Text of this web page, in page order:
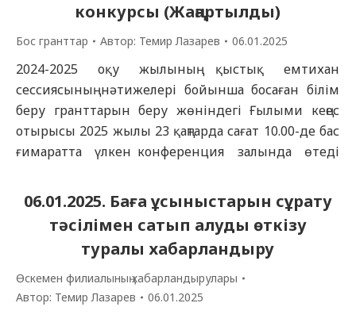
конкурсы (Жаңартылды)
Бос гранттар Автор: Темир Лазарев 06.01.2025
2024-2025 оқу жылының қыстық емтихан
сессиясының нәтижелері бойынша босаған білім
беру гранттарын беру жөніндегі Ғылыми кеңес
отырысы 2025 жылы 23 қаңтарда сағат 10.00-де бас
ғимаратта үлкен конференция залында өтеді
(қашықтағы комиссия мүшелері үшін) өтеді,
сілтеме қосымша ұсынылады. 2025 жылдың 22
қаңтарға жаңартылған босаған білім беру
гранттарының саны: Код Білім…
06.01.2025. Баға ұсыныстарын сұрату
тәсілімен сатып алуды өткізу
туралы хабарландыру
Өскемен филиалының хабарландырулары
Автор: Темир Лазарев 06.01.2025